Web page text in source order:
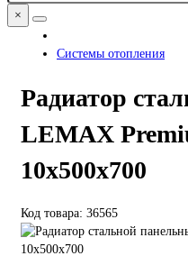
×
Системы отопления
Радиатор
LEMAX
10х500х700
Код товара: 36565